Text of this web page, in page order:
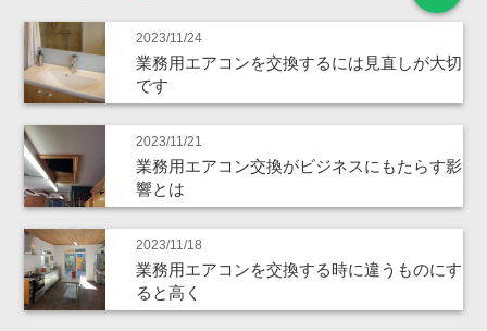
2023/11/24
業務用エアコンを交換するには見直しが大切
です
2023/11/21
業務用エアコン交換がビジネスにもたらす影
響とは
2023/11/18
業務用エアコンを交換する時に違うものにす
ると高く